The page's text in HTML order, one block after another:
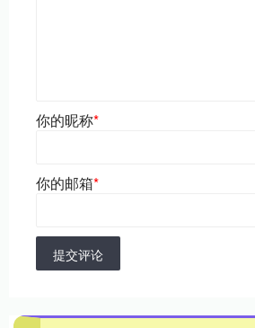
你的昵称*
你的邮箱*
提交评论